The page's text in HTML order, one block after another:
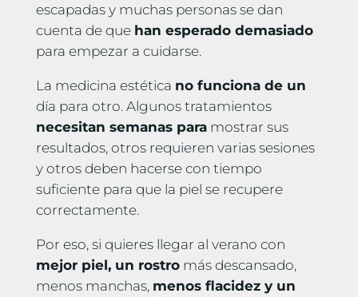
escapadas y muchas personas se dan
cuenta de que han esperado demasiado
para empezar a cuidarse.
La medicina estética no funciona de un
día para otro. Algunos tratamientos
necesitan semanas paramostrar sus
resultados, otros requieren varias sesiones
y otros deben hacerse con tiempo
suficiente para que la piel se recupere
correctamente.
Por eso, si quieres llegar al verano con
mejor piel, un rostromás descansado,
menos manchas, menos flacidez y un